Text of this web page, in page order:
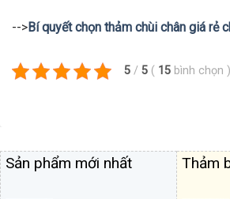
-->Bí quyết chọn thảm chùi chân giá rẻ
5 / 5 ( 15 bình chọn )
Sản phẩm mới nhất Thảm